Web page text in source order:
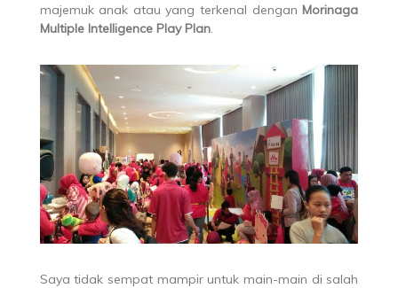
majemuk anak atau yang terkenal dengan Morinaga
Multiple Intelligence Play Plan.
Saya tidak sempat mampir untuk main-main di salah